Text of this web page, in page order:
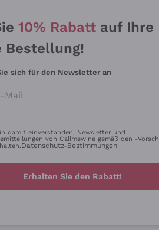
10% Rabatt auf Ihre
Bestellung!
sich für den Newsletter an
damit einverstanden, Newsletter und
von Callmewine gemäß den -
Datenschutz-Bestimmungen
Erhalten Sie den Rabatt!